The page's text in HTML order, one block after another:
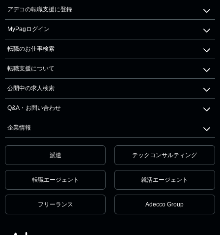
アデコの転職支援に登録
MyPagログイン
転職のお仕事検索
転職支援について
公開中の求人検索
Q&A・お問い合わせ
企業情報
派遣 テックコンサルティング
転職エージェント 就活エージェント
フリーランス Adecco Group